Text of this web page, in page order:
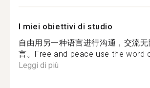
I miei obiettivi di studio
自由用另一种语言进行沟通，交流
言。Free and peace use the word
Leggi di più